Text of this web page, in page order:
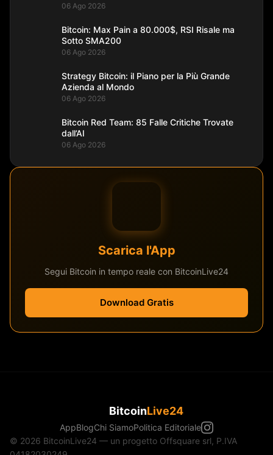
06 Ago 2026
Bitcoin: Max Pain a 80.000$, RSI Risale ma
Sotto SMA200
06 Ago 2026
Strategy Bitcoin: il Piano per la Più Grande
Azienda al Mondo
06 Ago 2026
Bitcoin Red Team: 85 Falle Critiche Trovate
dall’AI
06 Ago 2026
Scarica l'App
Segui Bitcoin in tempo reale con BitcoinLive24
Download Gratis
BitcoinLive24
AppBlogChi SiamoPolitica Editoriale
© 2026 BitcoinLive24 — un progetto Offsquare srl, P.IVA